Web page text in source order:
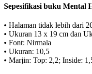
Sepesifikasi buku Mental
• Halaman tidak lebih dari
• Ukuran 13 x 19 cm dan
• Font: Nirmala
• Ukuran: 10,5
• Marjin: Top: 2,2; Inside: